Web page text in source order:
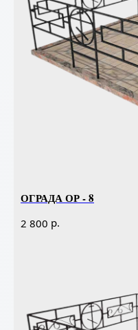
ОГРАДА ОР - 8
2 800 р.